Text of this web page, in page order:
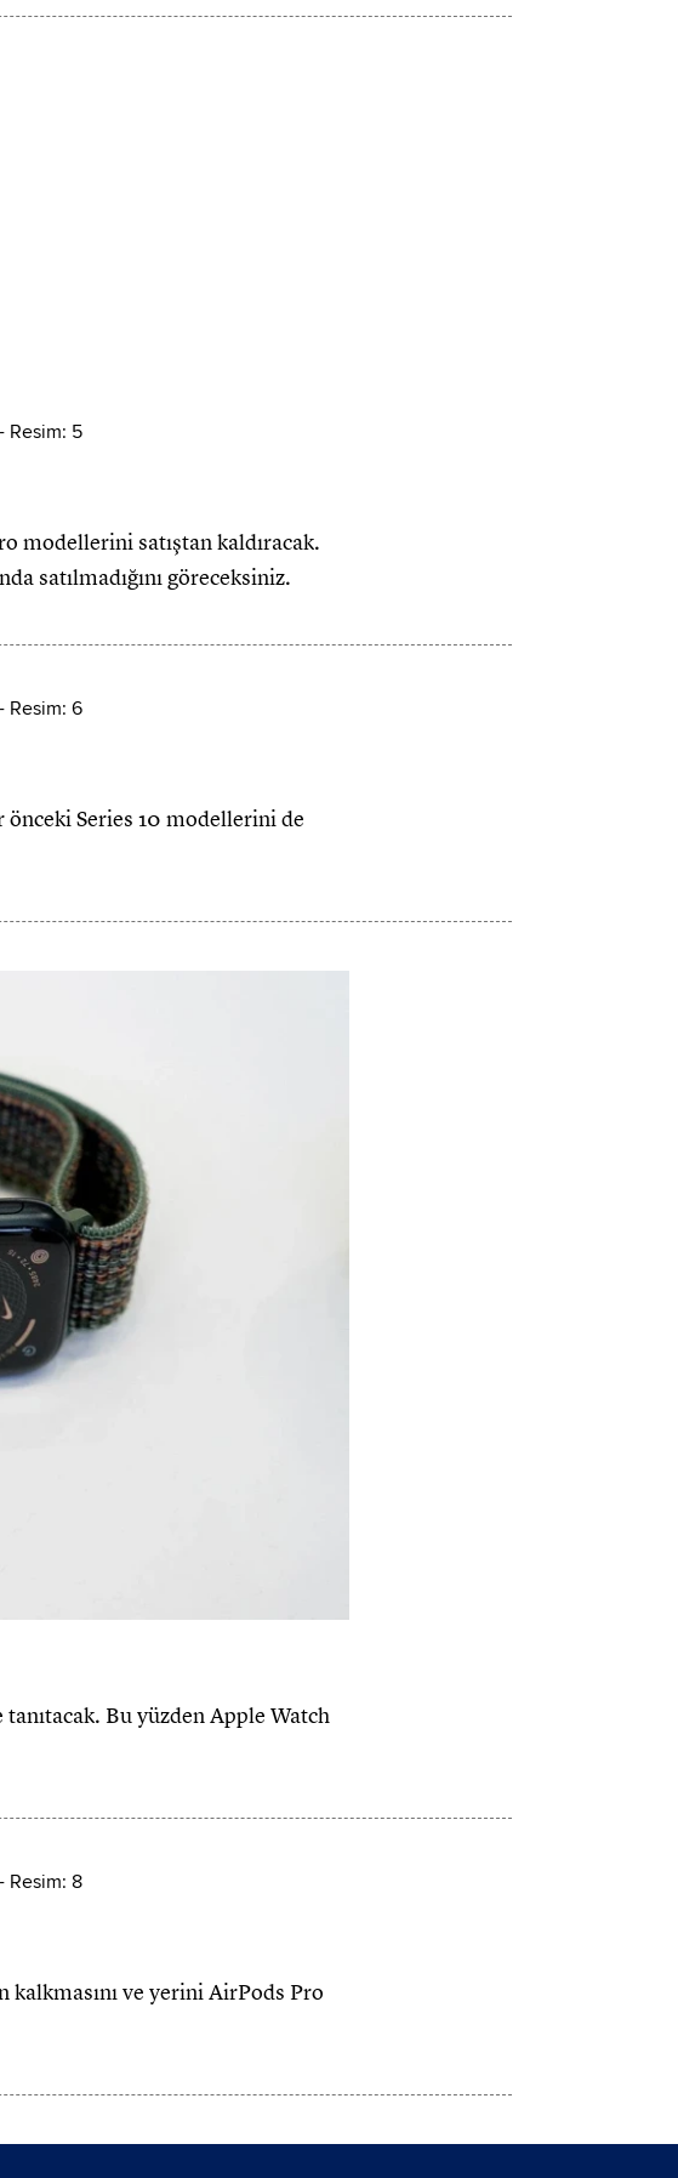
modellerini satıştan kaldıracak.
satılmadığını göreceksiniz.
Series 10 modellerini de
Bu yüzden Apple Watch
kalkmasını ve yerini AirPods Pro